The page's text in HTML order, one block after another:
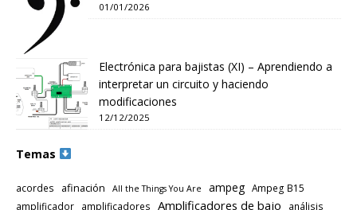
01/01/2026
Electrónica para bajistas (XI) – Aprendiendo a
interpretar un circuito y haciendo
modificaciones
12/12/2025
Temas
acordes afinación All the Things You Are ampeg Ampeg B15
amplificador
amplificadores Amplificadores de bajo análisis